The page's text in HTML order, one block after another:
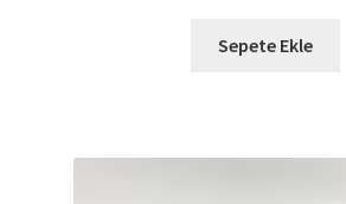
Sepete Ekle